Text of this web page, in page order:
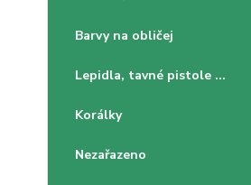
Barvy na obličej
Lepidla, tavné pistole ...
Korálky
Nezařazeno